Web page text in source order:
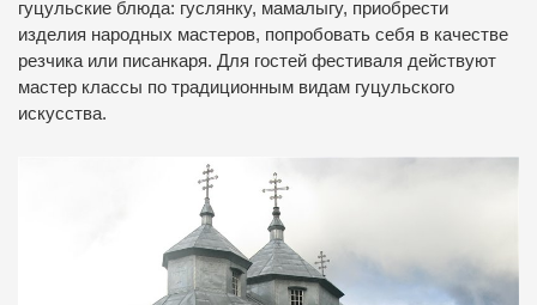
гуцульские блюда: гуслянку, мамалыгу, приобрести
изделия народных мастеров, попробовать себя в качестве
резчика или писанкаря. Для гостей фестиваля действуют
мастер классы по традиционным видам гуцульского
искусства.